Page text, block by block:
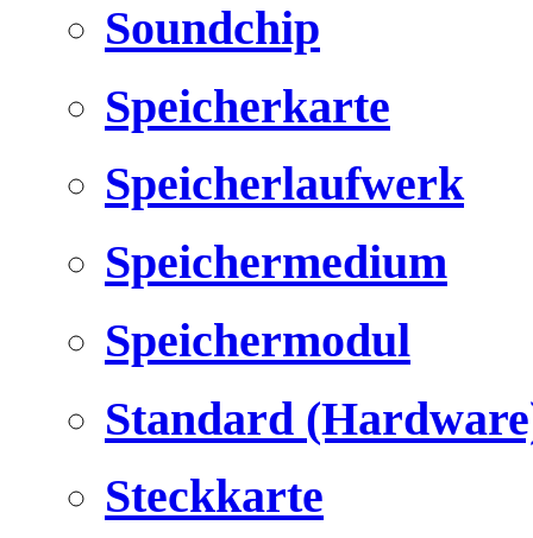
Soundchip
Speicherkarte
Speicherlaufwerk
Speichermedium
Speichermodul
Standard
Steckkarte